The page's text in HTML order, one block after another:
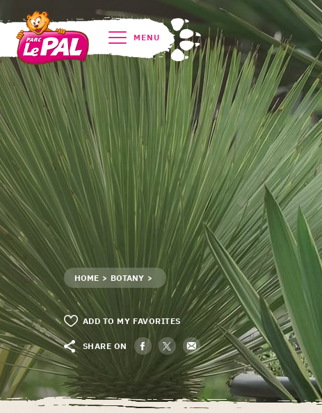
MENU
HOME BOTANY
ADD TO MY FAVORITES
SHARE ON